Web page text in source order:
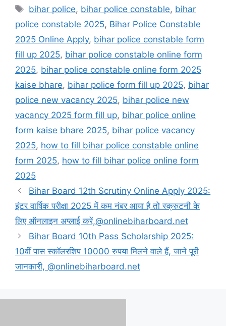
Tags
bihar police, bihar police constable, bihar
police constable 2025, Bihar Police Constable
2025 Online Apply, bihar police constable form
fill up 2025, bihar police constable online form
2025, bihar police constable online form 2025
kaise bhare, bihar police form fill up 2025, bihar
police new vacancy 2025, bihar police new
vacancy 2025 form fill up, bihar police online
form kaise bhare 2025, bihar police vacancy
2025, how to fill bihar police constable online
form 2025, how to fill bihar police online form
2025
Bihar Board 12th Scrutiny Online Apply 2025:
इंटर वार्षिक परीक्षा 2025 में कम नंबर आया है तो स्क्रुटनी के
लिए ऑनलाइन अप्लाई करें,@onlinebiharboard.net
Bihar Board 10th Pass Scholarship 2025:
10वीं पास स्कॉलरशिप 10000 रुपया मिलने वाले हैं, जाने पूरी
जानकारी, @onlinebiharboard.net